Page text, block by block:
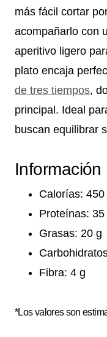
más fácil cortar
acompañarlo con
aperitivo ligero
plato encaja
de tres tiempos,
principal. Ideal
buscan equilibrar
Información
Calorías: 450
Proteínas: 35
Grasas: 20 g
Fibra: 4 g
*Los valores son